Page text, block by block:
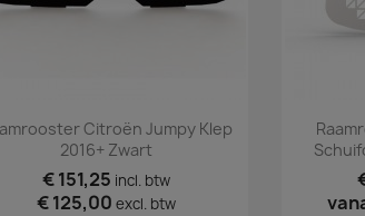
Snel bekijken
Citroën Jumpy Klep
2016+ Zwart
€ 151,25 incl. btw
€ 125,00 excl. btw